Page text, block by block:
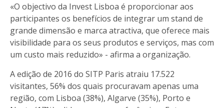
«O objectivo da Invest Lisboa é proporcionar aos
participantes os benefícios de integrar um stand de
grande dimensão e marca atractiva, que oferece mais
visibilidade para os seus produtos e serviços, mas com
um custo mais reduzido» - afirma a organização.
A edição de 2016 do SITP Paris atraiu 17.522
visitantes, 56% dos quais procuravam apenas uma
região, com Lisboa (38%), Algarve (35%), Porto e